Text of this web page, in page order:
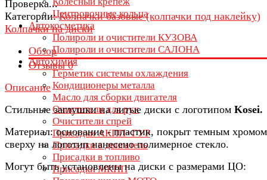
Центровочные кольца
Автокосметика
Полироли и очистители КУЗОВА
Полироли и очистители САЛОНА
Автохимия
Герметик системы охлаждения
Кондиционеры металла
Масло для сборки двигателя
Очистители для рук
Очистители спрей
Присадки АКПП+ГУР
Присадки в двигатель
Присадки в топливо
Присадки МКПП
Проверка...
Категории:Колпачки базовые (колпачки под наклейку)
Колпачки на диски
Обзор
Отзывы0
Описание
Стильные заглушки на литые диски с логотипом Kosei.
Материал: основание - пластик, покрыт темным
сверху на логотип нанесено полимерное стекло.
Могут быть установлены на диски с размерами ЦО: